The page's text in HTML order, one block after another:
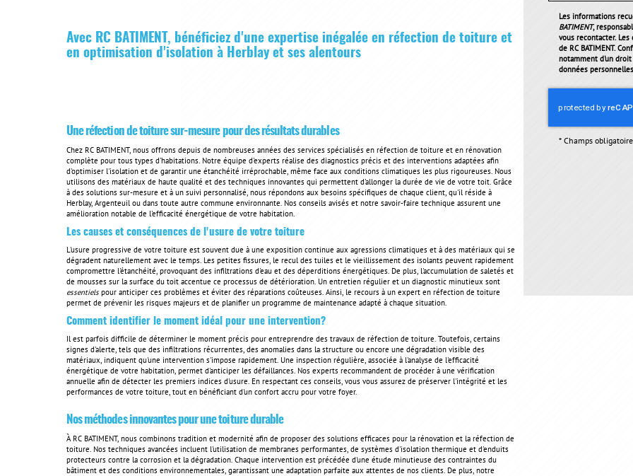
Avec RC BATIMENT, bénéficiez d'une expertise inégalée en réfection de toiture et
en optimisation d'isolation à Herblay et ses alentours
Une réfection de toiture sur-mesure pour des résultats durables
Chez RC BATIMENT, nous offrons depuis de nombreuses années des services spécialisés en réfection de toiture et en rénovation
complète pour tous types d'habitations. Notre équipe d'experts réalise des diagnostics précis et des interventions adaptées afin
d'optimiser l'isolation et de garantir une étanchéité irréprochable, même face aux conditions climatiques les plus rigoureuses. Nous
utilisons des matériaux de haute qualité et des techniques innovantes qui permettent d'allonger la durée de vie de votre toit. Grâce
à des solutions sur-mesure et à un suivi personnalisé, nous répondons aux besoins spécifiques de chaque client, qu'il réside à
Herblay, Argenteuil ou dans toute autre commune environnante. Nos conseils avisés et notre savoir-faire technique assurent une
amélioration notable de l'efficacité énergétique de votre habitation.
Les causes et conséquences de l'usure de votre toiture
L'usure progressive de votre toiture est souvent due à une exposition continue aux agressions climatiques et à des matériaux qui se
dégradent naturellement avec le temps. Les petites fissures, le recul des tuiles et le vieillissement des isolants peuvent rapidement
compromettre l'étanchéité, provoquant des infiltrations d'eau et des déperditions énergétiques. De plus, l'accumulation de saletés et
de mousses sur la surface du toit accentue ce processus de détérioration. Un entretien régulier et un diagnostic minutieux sont
essentiels pour anticiper ces problèmes et éviter des réparations coûteuses. Ainsi, le recours à un expert en réfection de toiture
permet de prévenir les risques majeurs et de planifier un programme de maintenance adapté à chaque situation.
Comment identifier le moment idéal pour une intervention?
Il est parfois difficile de déterminer le moment précis pour entreprendre des travaux de réfection de toiture. Toutefois, certains
signes d'alerte, tels que des infiltrations récurrentes, des anomalies dans la structure ou encore une dégradation visible des
matériaux, indiquent qu'une intervention s'impose rapidement. Une inspection régulière, associée à l'analyse de l'efficacité
énergétique de votre habitation, permet d'anticiper les défaillances. Nos experts recommandent de procéder à une vérification
annuelle afin de détecter les premiers indices d'usure. En respectant ces conseils, vous vous assurez de préserver l'intégrité et les
performances de votre toiture, tout en bénéficiant d'un confort accru pour votre foyer.
Nos méthodes innovantes pour une toiture durable
À RC BATIMENT, nous combinons tradition et modernité afin de proposer des solutions efficaces pour la rénovation et la réfection de
toiture. Nos techniques avancées incluent l'utilisation de membranes performantes, de systèmes d'isolation thermique et d'enduits
protecteurs contre la corrosion et la dégradation. Chaque intervention est précédée d'une étude minutieuse des contraintes du
bâtiment et des conditions environnementales, garantissant une adaptation parfaite aux attentes de nos clients. De plus, notre
Les informations
BATIMENT,
vous recontacter.
de RC BATIMENT.
notamment d'un
données
*Champs